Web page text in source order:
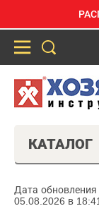
КАТАЛОГ
Дата
05.08.2026 в 18:41